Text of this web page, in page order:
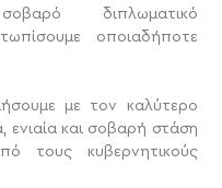
διπλωματικό
οποιαδήποτε
με τον καλύτερο
ενιαία και σοβαρή στάση
τους κυβερνητικούς